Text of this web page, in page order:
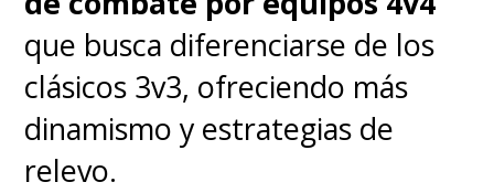
Majors alcanzó a interpretar a
diferentes versiones de Kang en
las dos temporadas de
que busca diferenciarse de los
clásicos 3v3, ofreciendo más
dinamismo y estrategias de
relevo.